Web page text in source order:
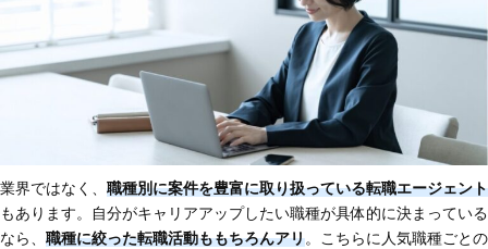
業界ではなく、 職種別に案件を豊富に取り扱っている転職エージェント
もあります。自分がキャリアアップしたい職種が具体的に決まっている
なら、 職種に絞った転職活動ももちろんアリ。こちらに人気職種ごとの